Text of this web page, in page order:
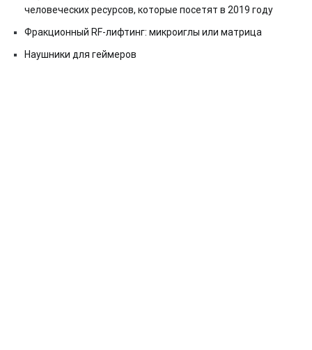
человеческих ресурсов, которые посетят в 2019 году
Фракционный RF-лифтинг: микроиглы или матрица
Наушники для геймеров